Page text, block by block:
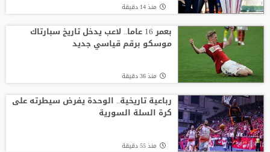
موعد توقيع عقد محمد صلاح مع طرابزون
صدام في تدريبات أتلتيكو.. ألفاريز يطالب
سيميوني بتسهيل رحيله لبرشلونة
منذ 14 دقيقة
بعمر 16 عاما.. لاعب يدخل تاريخ سبارتاك
موسكو برقم قياسي جديد
منذ 36 دقيقة
رباعية تاريخية.. الوحدة يفرض سيطرته على
كرة السلة السورية
منذ 55 دقيقة